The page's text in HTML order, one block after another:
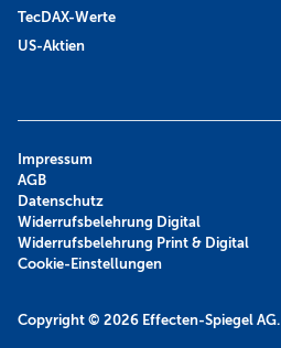
TecDAX-Werte
US-Aktien
Copyright © 2026 Effecten-Spiegel AG.
Impressum
AGB
Datenschutz
Widerrufsbelehrung Digital
Widerrufsbelehrung Print & Digital
Cookie-Einstellungen